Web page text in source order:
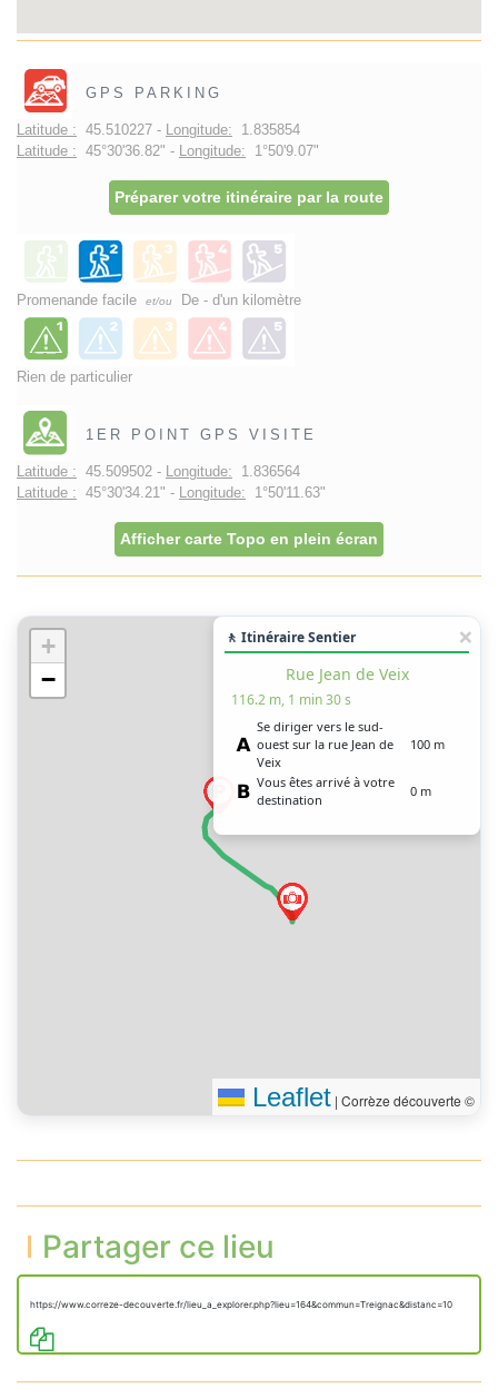
GPS PARKING
Latitude : 45.510227 - Longitude: 1.835854
Latitude : 45°30'36.82" - Longitude: 1°50'9.07"
Préparer votre itinéraire par la route
Promenande facile et/ou De - d'un kilomètre
Rien de particulier
1ER POINT GPS VISITE
Latitude : 45.509502 - Longitude: 1.836564
Latitude : 45°30'34.21" - Longitude: 1°50'11.63"
Afficher carte Topo en plein écran
+
−
🚶 Itinéraire Sentier
Rue Jean de Veix
116.2 m, 1 min 30 s
Se diriger vers le sud-
ouest sur la rue Jean de
Veix
100 m
Vous êtes arrivé à votre
destination
0 m
Leaflet | Corrèze découverte ©
Partager ce lieu
https://www.correze-decouverte.fr/lieu_a_explorer.php?lieu=164&commun=Treignac&distanc=10